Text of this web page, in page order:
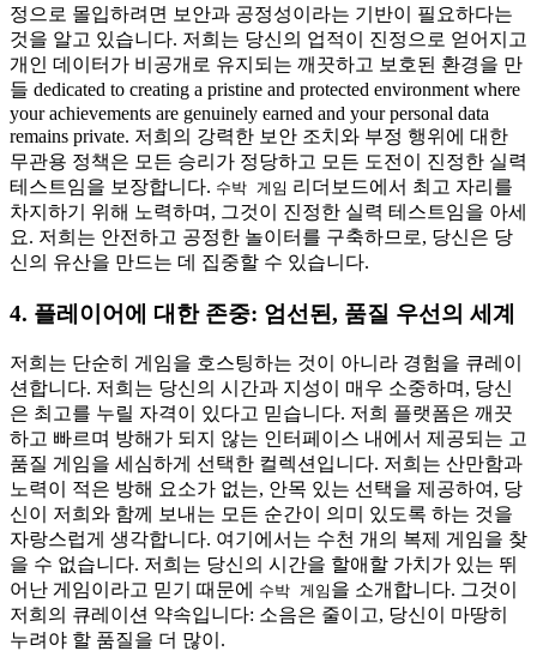
정으로 몰입하려면 보안과 공정성이라는 기반이 필요하다는
것을 알고 있습니다. 저희는 당신의 업적이 진정으로 얻어지고
개인 데이터가 비공개로 유지되는 깨끗하고 보호된 환경을 만
들 dedicated to creating a pristine and protected environment where
your achievements are genuinely earned and your personal data
remains private. 저희의 강력한 보안 조치와 부정 행위에 대한
무관용 정책은 모든 승리가 정당하고 모든 도전이 진정한 실력
테스트임을 보장합니다. 수박 게임 리더보드에서 최고 자리를
차지하기 위해 노력하며, 그것이 진정한 실력 테스트임을 아세
요. 저희는 안전하고 공정한 놀이터를 구축하므로, 당신은 당
신의 유산을 만드는 데 집중할 수 있습니다.
4. 플레이어에 대한 존중: 엄선된, 품질 우선의 세계
저희는 단순히 게임을 호스팅하는 것이 아니라 경험을 큐레이
션합니다. 저희는 당신의 시간과 지성이 매우 소중하며, 당신
은 최고를 누릴 자격이 있다고 믿습니다. 저희 플랫폼은 깨끗
하고 빠르며 방해가 되지 않는 인터페이스 내에서 제공되는 고
품질 게임을 세심하게 선택한 컬렉션입니다. 저희는 산만함과
노력이 적은 방해 요소가 없는, 안목 있는 선택을 제공하여, 당
신이 저희와 함께 보내는 모든 순간이 의미 있도록 하는 것을
자랑스럽게 생각합니다. 여기에서는 수천 개의 복제 게임을 찾
을 수 없습니다. 저희는 당신의 시간을 할애할 가치가 있는 뛰
어난 게임이라고 믿기 때문에
수박 게임 을 소개합니다. 그것이
저희의 큐레이션 약속입니다: 소음은 줄이고, 당신이 마땅히
누려야 할 품질을 더 많이.